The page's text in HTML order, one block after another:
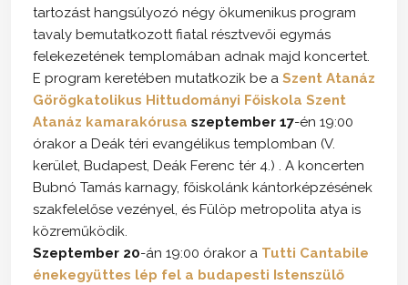
tartozást hangsúlyozó négy ökumenikus program
tavaly bemutatkozott fiatal résztvevői egymás
felekezetének templomában adnak majd koncertet.
E program keretében mutatkozik be a Szent Atanáz
Görögkatolikus Hittudományi Főiskola Szent
Atanáz kamarakórusa szeptember 17-én 19:00
órakor a Deák téri evangélikus templomban (V.
kerület, Budapest, Deák Ferenc tér 4.) . A koncerten
Bubnó Tamás karnagy, főiskolánk kántorképzésének
szakfelelőse vezényel, és Fülöp metropolita atya is
közreműködik.
Szeptember 20-án 19:00 órakor a Tutti Cantabile
énekegyüttes lép fel a budapesti Istenszülő